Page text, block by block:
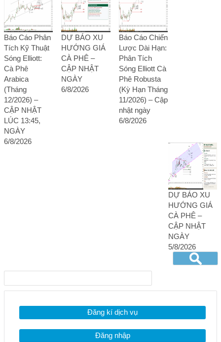
Báo Cáo Phân
Tích Kỹ Thuật
Sóng Elliott:
Cà Phê
Arabica
(Tháng
12/2026) –
CẬP NHẬT
LÚC 13:45,
NGÀY
6/8/2026
DỰ BÁO XU
HƯỚNG GIÁ
CÀ PHÊ –
CẬP NHẬT
NGÀY
6/8/2026
Báo Cáo Chiến
Lược Dài Hạn:
Phân Tích
Sóng Elliott Cà
Phê Robusta
(Kỳ Hạn Tháng
11/2026) – Cập
nhật ngày
6/8/2026
DỰ BÁO XU
HƯỚNG GIÁ
CÀ PHÊ –
CẬP NHẬT
NGÀY
5/8/2026
Đăng kí dịch vụ
Đăng nhập